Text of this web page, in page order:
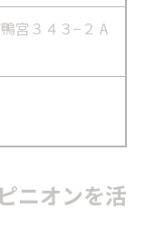
宮３４３−２ A
ニオンを活